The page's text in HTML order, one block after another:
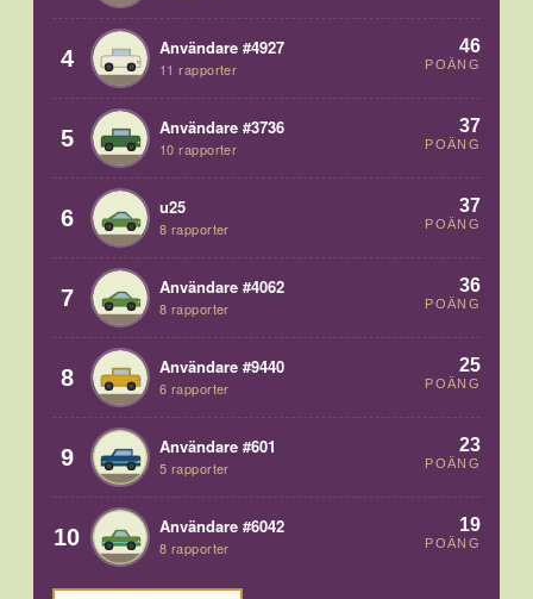
4 Användare #4927
11 rapporter
46
POÄNG
5 Användare #3736
10 rapporter
37
POÄNG
6 u25
8 rapporter
37
POÄNG
7 Användare #4062
8 rapporter
36
POÄNG
8 Användare #9440
6 rapporter
25
POÄNG
9 Användare #601
5 rapporter
23
POÄNG
10 Användare #6042
8 rapporter
19
POÄNG